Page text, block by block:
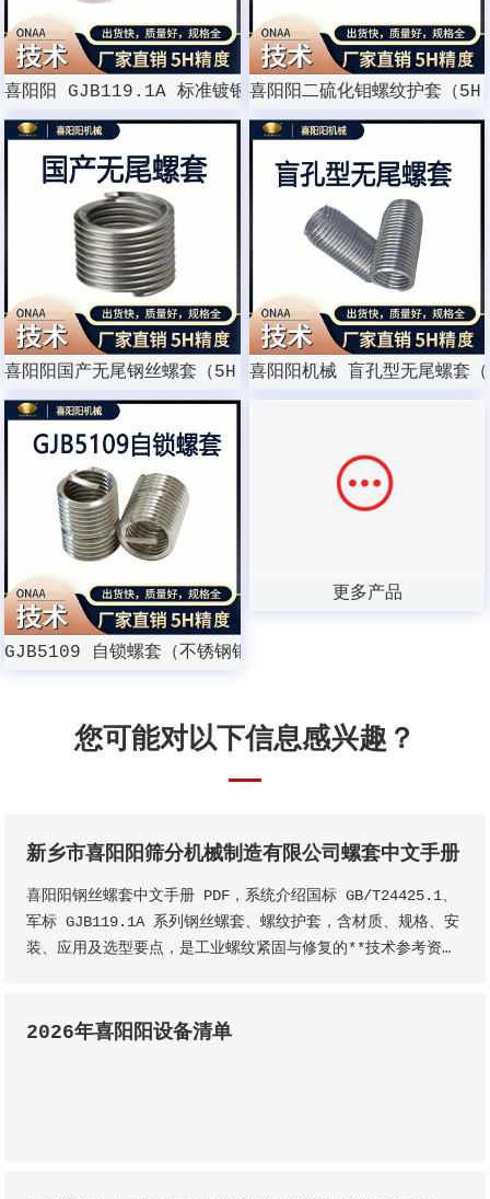
喜阳阳 GJB119.1A 标准镀银螺纹护套喜阳阳二硫化钼螺纹护套（
喜阳阳国产无尾钢丝螺套（5H 精度）喜阳阳机械 盲孔型无尾螺套
GJB5109 自锁螺套（不锈钢钢丝螺套）
更多产品
您可能对以下信息感兴趣？
新乡市喜阳阳筛分机械制造有限公司螺套中文手册
喜阳阳钢丝螺套中文手册 PDF，系统介绍国标 GB/T24425.1、
军标 GJB119.1A 系列钢丝螺套、螺纹护套，含材质、规格、安
装、应用及选型要点，是工业螺纹紧固与修复的**技术参考资
2026年喜阳阳设备清单